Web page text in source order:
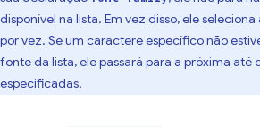
disponível na lista. Em vez disso, ele
por vez. Se um caractere específico não
fonte da lista, ele passará para a próxima até
especificadas.